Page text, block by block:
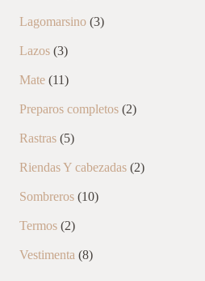
productos
Lagomarsino 33
Lazos 33
productos
Mate 1111
productos
Preparos completos 22
Rastras 55
productos
Riendas Y cabezadas 22
Sombreros 1010
Termos 22
productos
Vestimenta 88